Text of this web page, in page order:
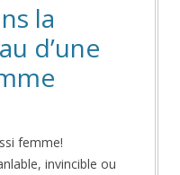
la
d’une
femme!
invincible ou